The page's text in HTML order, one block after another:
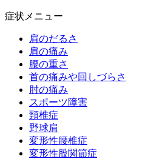
症状メニュー
肩のだるさ
肩の痛み
腰の重さ
首の痛みや回しづらさ
肘の痛み
スポーツ障害
頸椎症
野球肩
変形性腰椎症
変形性股関節症